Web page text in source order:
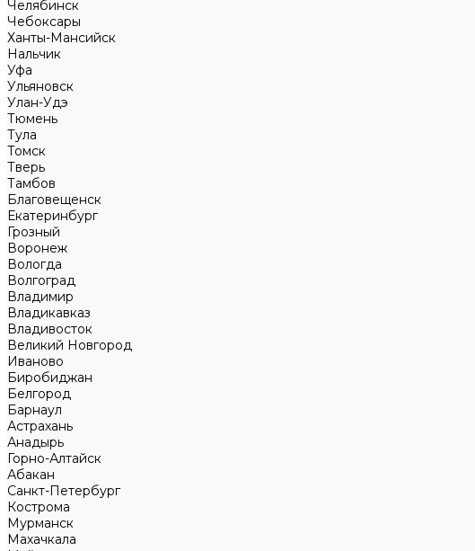
Челябинск
Чебоксары
Ханты-Мансийск
Нальчик
Уфа
Ульяновск
Улан-Удэ
Тюмень
Тула
Томск
Тверь
Тамбов
Благовещенск
Екатеринбург
Грозный
Воронеж
Вологда
Волгоград
Владимир
Владикавказ
Владивосток
Великий Новгород
Иваново
Биробиджан
Белгород
Барнаул
Астрахань
Анадырь
Горно-Алтайск
Абакан
Санкт-Петербург
Кострома
Мурманск
Махачкала